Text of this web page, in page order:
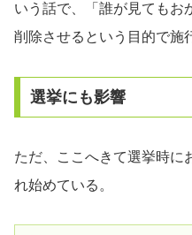
いう話で、「誰が見てもお
削除させるという目的で施
選挙にも影響
ただ、ここへきて選挙時に
れ始めている。